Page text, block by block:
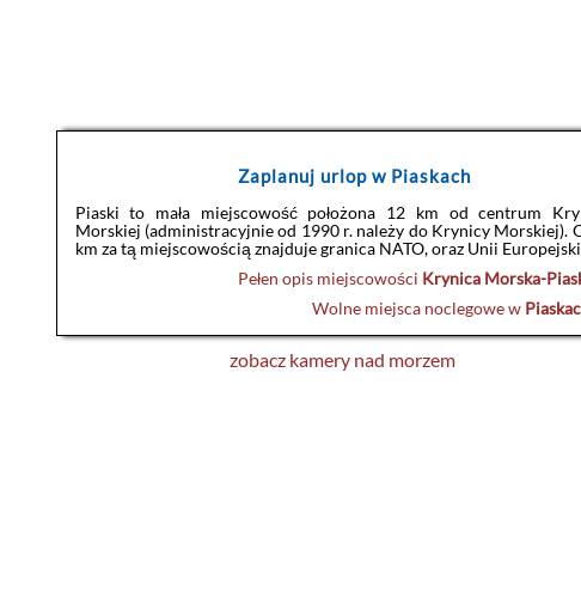
Zaplanuj urlop w Piaskach
Piaski to mała miejscowość położona 12 km od centrum
Morskiej (administracyjnie od 1990 r. należy do Krynicy Morskiej).
km za tą miejscowością znajduje granica NATO, oraz Unii
Pełen opis miejscowości Krynica Morska-
Wolne miejsca noclegowe w
zobacz kamery nad morzem